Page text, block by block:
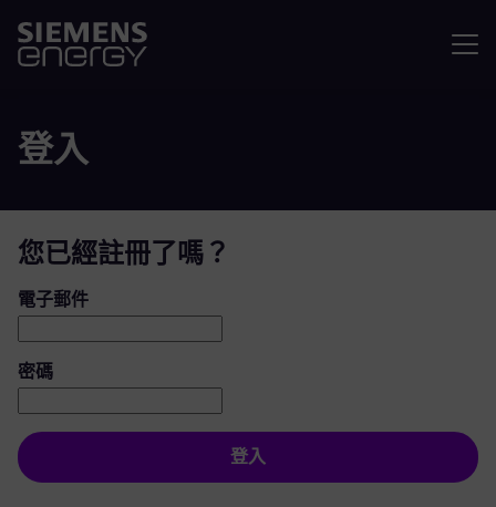
登入
您已經註冊了嗎？
登入：使用者和密碼
電子郵件
密碼
登入